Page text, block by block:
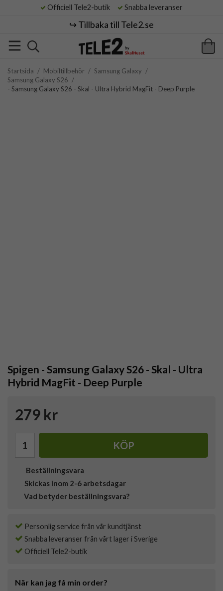
Officiell Tele2-butik Snabba leveranser
↪️ Tillbaka till Tele2.se
Startsida / Mobiltillbehör / Samsung Galaxy /
Samsung Galaxy S26 /
- Samsung Galaxy S26 - Skal - Ultra Hybrid MagFit - Deep Purple
Spigen - Samsung Galaxy S26 - Skal - Ultra
Hybrid MagFit - Deep Purple
279 kr
KÖP
Beställningsvara
Skickas inom 2-6 arbetsdagar
Vad betyder beställningsvara?
Personlig service från vår kundtjänst
Snabba leveranser från vårt lager i Sverige
Officiell Tele2-butik
När kan jag få min order?